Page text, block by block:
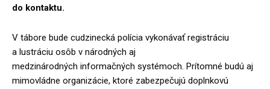
do kontaktu.
V tábore bude cudzinecká polícia vykonávať registráciu
a lustráciu osôb v národných aj
medzinárodných informačných systémoch. Prítomné budú aj
mimovládne organizácie, ktoré zabezpečujú doplnkovú